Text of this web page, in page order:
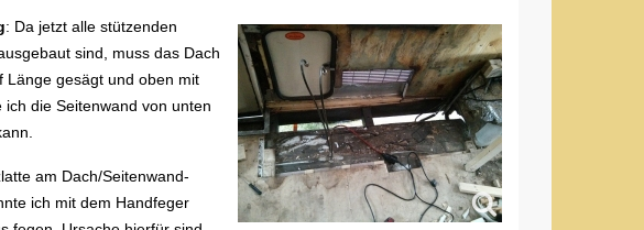
: Da jetzt alle stützenden
sind, muss das Dach
Länge gesägt und oben mit
die Seitenwand von unten
am Dach/Seitenwand-
ich mit dem Handfeger